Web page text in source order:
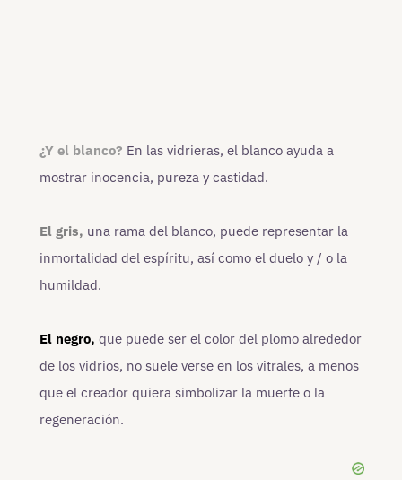
¿Y el blanco? En las vidrieras, el blanco ayuda a
mostrar inocencia, pureza y castidad.
El gris, una rama del blanco, puede representar la
inmortalidad del espíritu, así como el duelo y / o la
humildad.
El negro, que puede ser el color del plomo alrededor
de los vidrios, no suele verse en los vitrales, a menos
que el creador quiera simbolizar la muerte o la
regeneración.